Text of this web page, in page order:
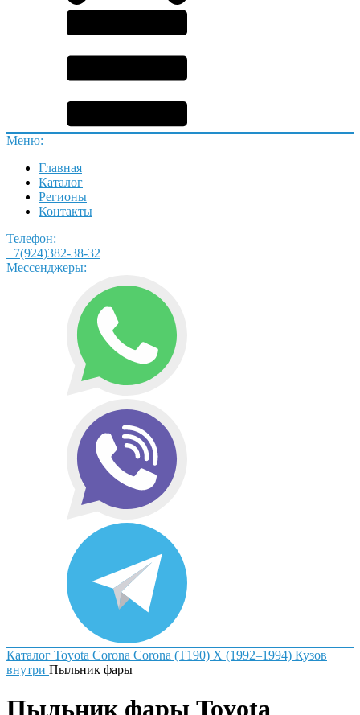
Меню:
Главная
Каталог
Регионы
Контакты
Телефон:
+7(924)382-38-32
Мессенджеры:
Каталог Toyota Corona Corona (T190) X (1992–1994) Кузов
внутри Пыльник фары
Пыльник фары Toyota